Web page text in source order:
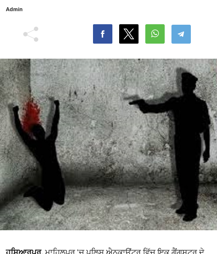
Admin
ਹੁਸ਼ਿਆਰਪੁਰ. ਮਾਹਿਲਪੁਰ ‘ਚ ਪੁਲਿਸ ਐਨਕਾਉਂਟਰ ਵਿੱਚ ਇਕ ਗੈਂਗਸਟਰ ਦੇ